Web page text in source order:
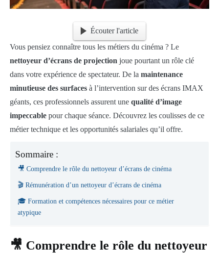
Écouter l'article
Vous pensiez connaître tous les métiers du cinéma ? Le
nettoyeur d’écrans de projection joue pourtant un rôle clé
dans votre expérience de spectateur. De la maintenance
minutieuse des surfaces à l’intervention sur des écrans IMAX
géants, ces professionnels assurent une qualité d’image
impeccable pour chaque séance. Découvrez les coulisses de ce
métier technique et les opportunités salariales qu’il offre.
Sommaire :
🎥 Comprendre le rôle du nettoyeur d’écrans de cinéma
🎬 Rémunération d’un nettoyeur d’écrans de cinéma
🎓 Formation et compétences nécessaires pour ce métier
atypique
🎥 Comprendre le rôle du nettoyeur